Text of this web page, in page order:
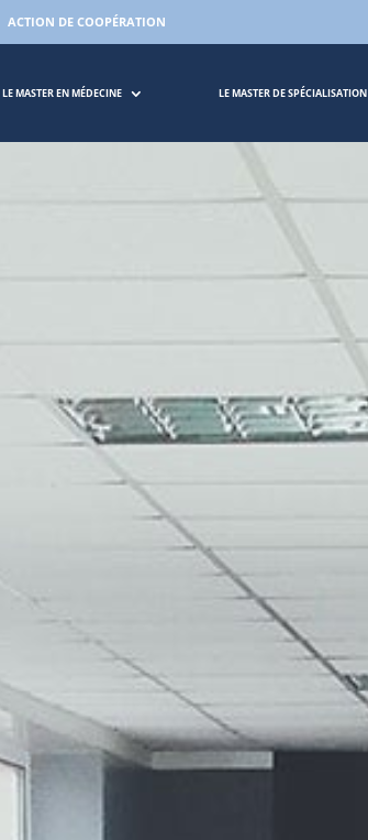
ACTION DE COOPÉRATION
LE MASTER EN MÉDECINE LE MASTER DE SPÉCIALISATION